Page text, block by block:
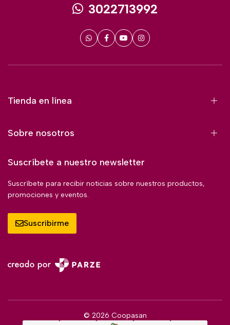
3022713992
Tienda en línea
Sobre nosotros
Suscríbete a nuestro newsletter
Suscríbete para recibir noticias sobre nuestros productos,
promociones y eventos.
Suscribirme
© 2026 Coopasan